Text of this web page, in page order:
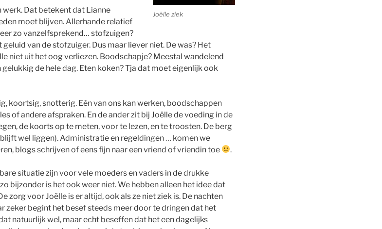
Joëlle ziek
werk. Dat betekent dat Lianne
moet blijven. Allerhande relatief
zo vanzelfsprekend… stofzuigen?
van de stofzuiger. Dus maar liever niet. De was? Het
niet uit het oog verliezen. Boodschapje? Meestal wandelend
gelukkig de hele dag. Eten koken? Tja dat moet eigenlijk ook
koortsig, snotterig. Eén van ons kan werken, boodschappen
of andere afspraken. En de ander zit bij Joëlle de voeding in de
de koorts op te meten, voor te lezen, en te troosten. De berg
wel liggen). Administratie en regeldingen … komen we
blogs schrijven of eens fijn naar een vriend of vriendin toe
.
situatie zijn voor vele moeders en vaders in de drukke
bijzonder is het ook weer niet. We hebben alleen het idee dat
zorg voor Joëlle is er altijd, ook als ze niet ziek is. De nachten
zeker begint het besef steeds meer door te dringen dat het
natuurlijk wel, maar echt beseffen dat het een dagelijks